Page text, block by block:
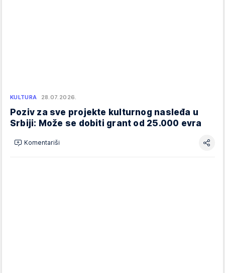
KULTURA 28.07.2026.
Poziv za sve projekte kulturnog nasleđa u
Srbiji: Može se dobiti grant od 25.000 evra
Komentariši